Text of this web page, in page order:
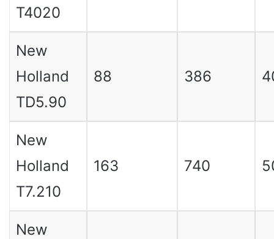
T4020
New
Holland
TD5.90
88 386
New
Holland
T7.210
163 740
New